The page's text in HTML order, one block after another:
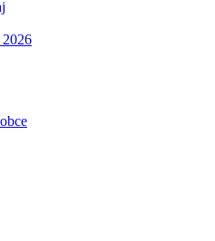
2026